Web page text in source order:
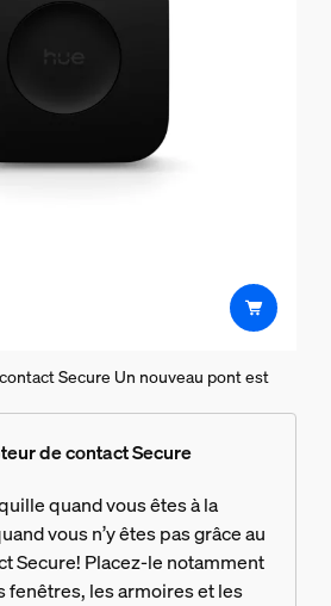
Secure Un nouveau pont est
de contact Secure
quand vous êtes à la
vous n’y êtes pas grâce au
Secure! Placez-le notamment
fenêtres, les armoires et les